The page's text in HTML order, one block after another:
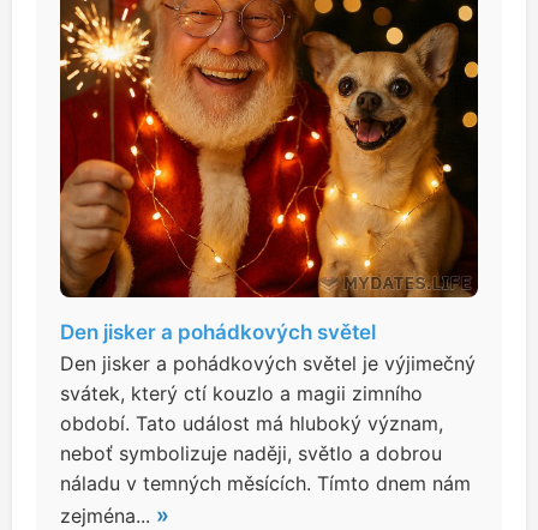
Den jisker a pohádkových světel
Den jisker a pohádkových světel je výjimečný
svátek, který ctí kouzlo a magii zimního
období. Tato událost má hluboký význam,
neboť symbolizuje naději, světlo a dobrou
náladu v temných měsících. Tímto dnem nám
zejména... »